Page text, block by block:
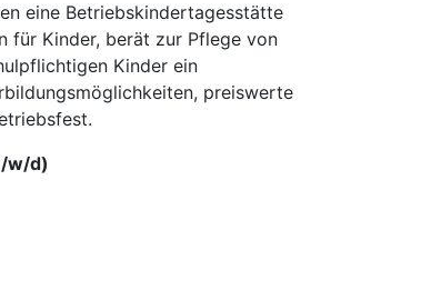
eine Betriebskindertagesstätte
für Kinder, berät zur Pflege von
Kinder ein
preiswerte
w/d)